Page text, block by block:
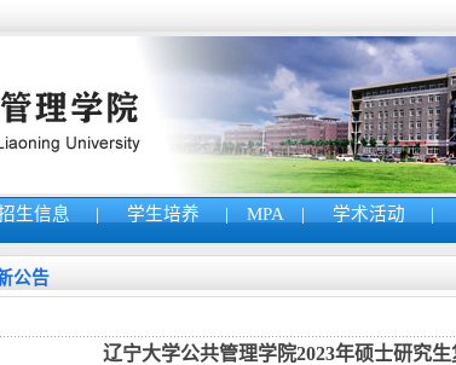
生信息 | 学生培养 | MPA | 学术活动 |
公告
辽宁大学公共管理学院2023年硕士研究生